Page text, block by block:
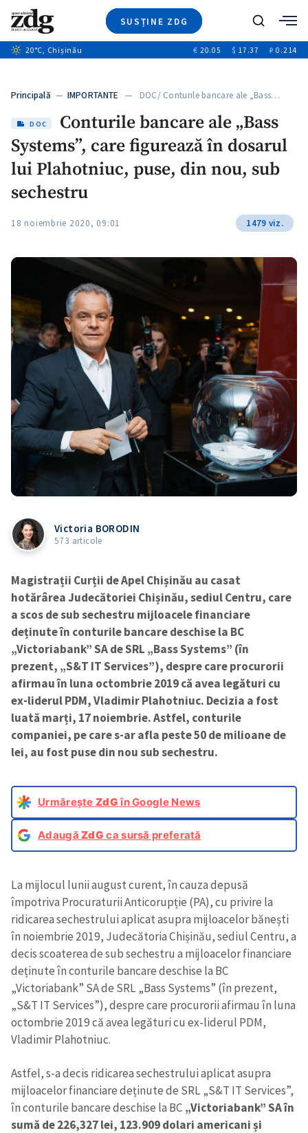
SUSȚINE ZDG
Ştiri
+7
Video
Special
+1
Blog
+2
ZdGust
Caută
20°C, Chișinău € 20.05 $ 17.37 ₽ 0.214
Principală — IMPORTANTE — DOC/ Conturile bancare ale „Bass…
DOC
Conturile bancare ale „Bass
Systems”, care figurează în dosarul
lui Plahotniuc, puse, din nou, sub
sechestru
18 noiembrie 2020, 09:01 1479 viz.
Victoria BORODIN
573 articole
Magistrații Curții de Apel Chișinău au casat
hotărârea Judecătoriei Chișinău, sediul Centru, care
a scos de sub sechestru mijloacele financiare
deținute în conturile bancare deschise la BC
„Victoriabank” SA de SRL „Bass Systems” (în
prezent, „S&T IT Services”), despre care procurorii
afirmau în luna octombrie 2019 că avea legături cu
ex-liderul PDM, Vladimir Plahotniuc. Decizia a fost
luată marți, 17 noiembrie. Astfel, conturile
companiei, pe care s-ar afla peste 50 de milioane de
lei, au fost puse din nou sub sechestru.
Urmărește ZdGîn Google News
AdaugăZdG ca sursă preferată
La mijlocul lunii august curent, în cauza depusă
împotriva Procuraturii Anticorupție (PA), cu privire la
ridicarea sechestrului aplicat asupra mijloacelor bănești
în noiembrie 2019, Judecătoria Chișinău, sediul Centru, a
decis scoaterea de sub sechestru a mijloacelor financiare
deținute în conturile bancare deschise la BC
„Victoriabank” SA de SRL „Bass Systems” (în prezent,
„S&T IT Services”), despre care procurorii afirmau în luna
octombrie 2019 că avea legături cu ex-liderul PDM,
Vladimir Plahotniuc.
Astfel, s-a decis ridicarea sechestrului aplicat asupra
mijloacelor financiare deținute de SRL „S&T IT Services”,
în conturile bancare deschise la BC „Victoriabank” SA în
sumă de 226,327 lei, 123.909 dolari americani și